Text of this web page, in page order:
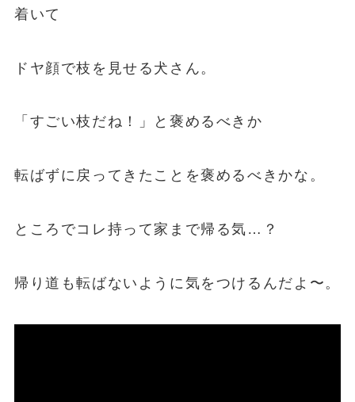
着いて
ドヤ顔で枝を見せる犬さん。
「すごい枝だね！」と褒めるべきか
転ばずに戻ってきたことを褒めるべきかな。
ところでコレ持って家まで帰る気…？
帰り道も転ばないように気をつけるんだよ〜。